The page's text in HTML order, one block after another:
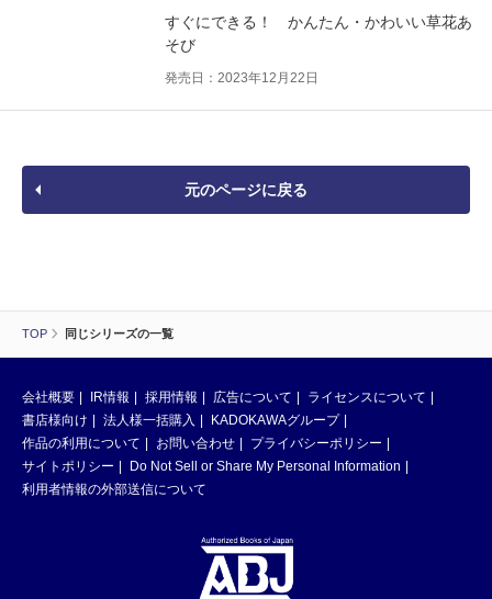
TOP 同じシリーズの一覧
すぐにできる！ かんたん・かわいい草花あ
そび
発売日：2023年12月22日
元のページに戻る
会社概要 IR情報 採用情報 広告について
ライセンスについて
書店様向け
法人様一括購入
KADOKAWAグループ
作品の利用について
お問い合わせ
プライバシーポリシー
サイトポリシー
Do Not Sell or Share My Personal Information
利用者情報の外部送信について